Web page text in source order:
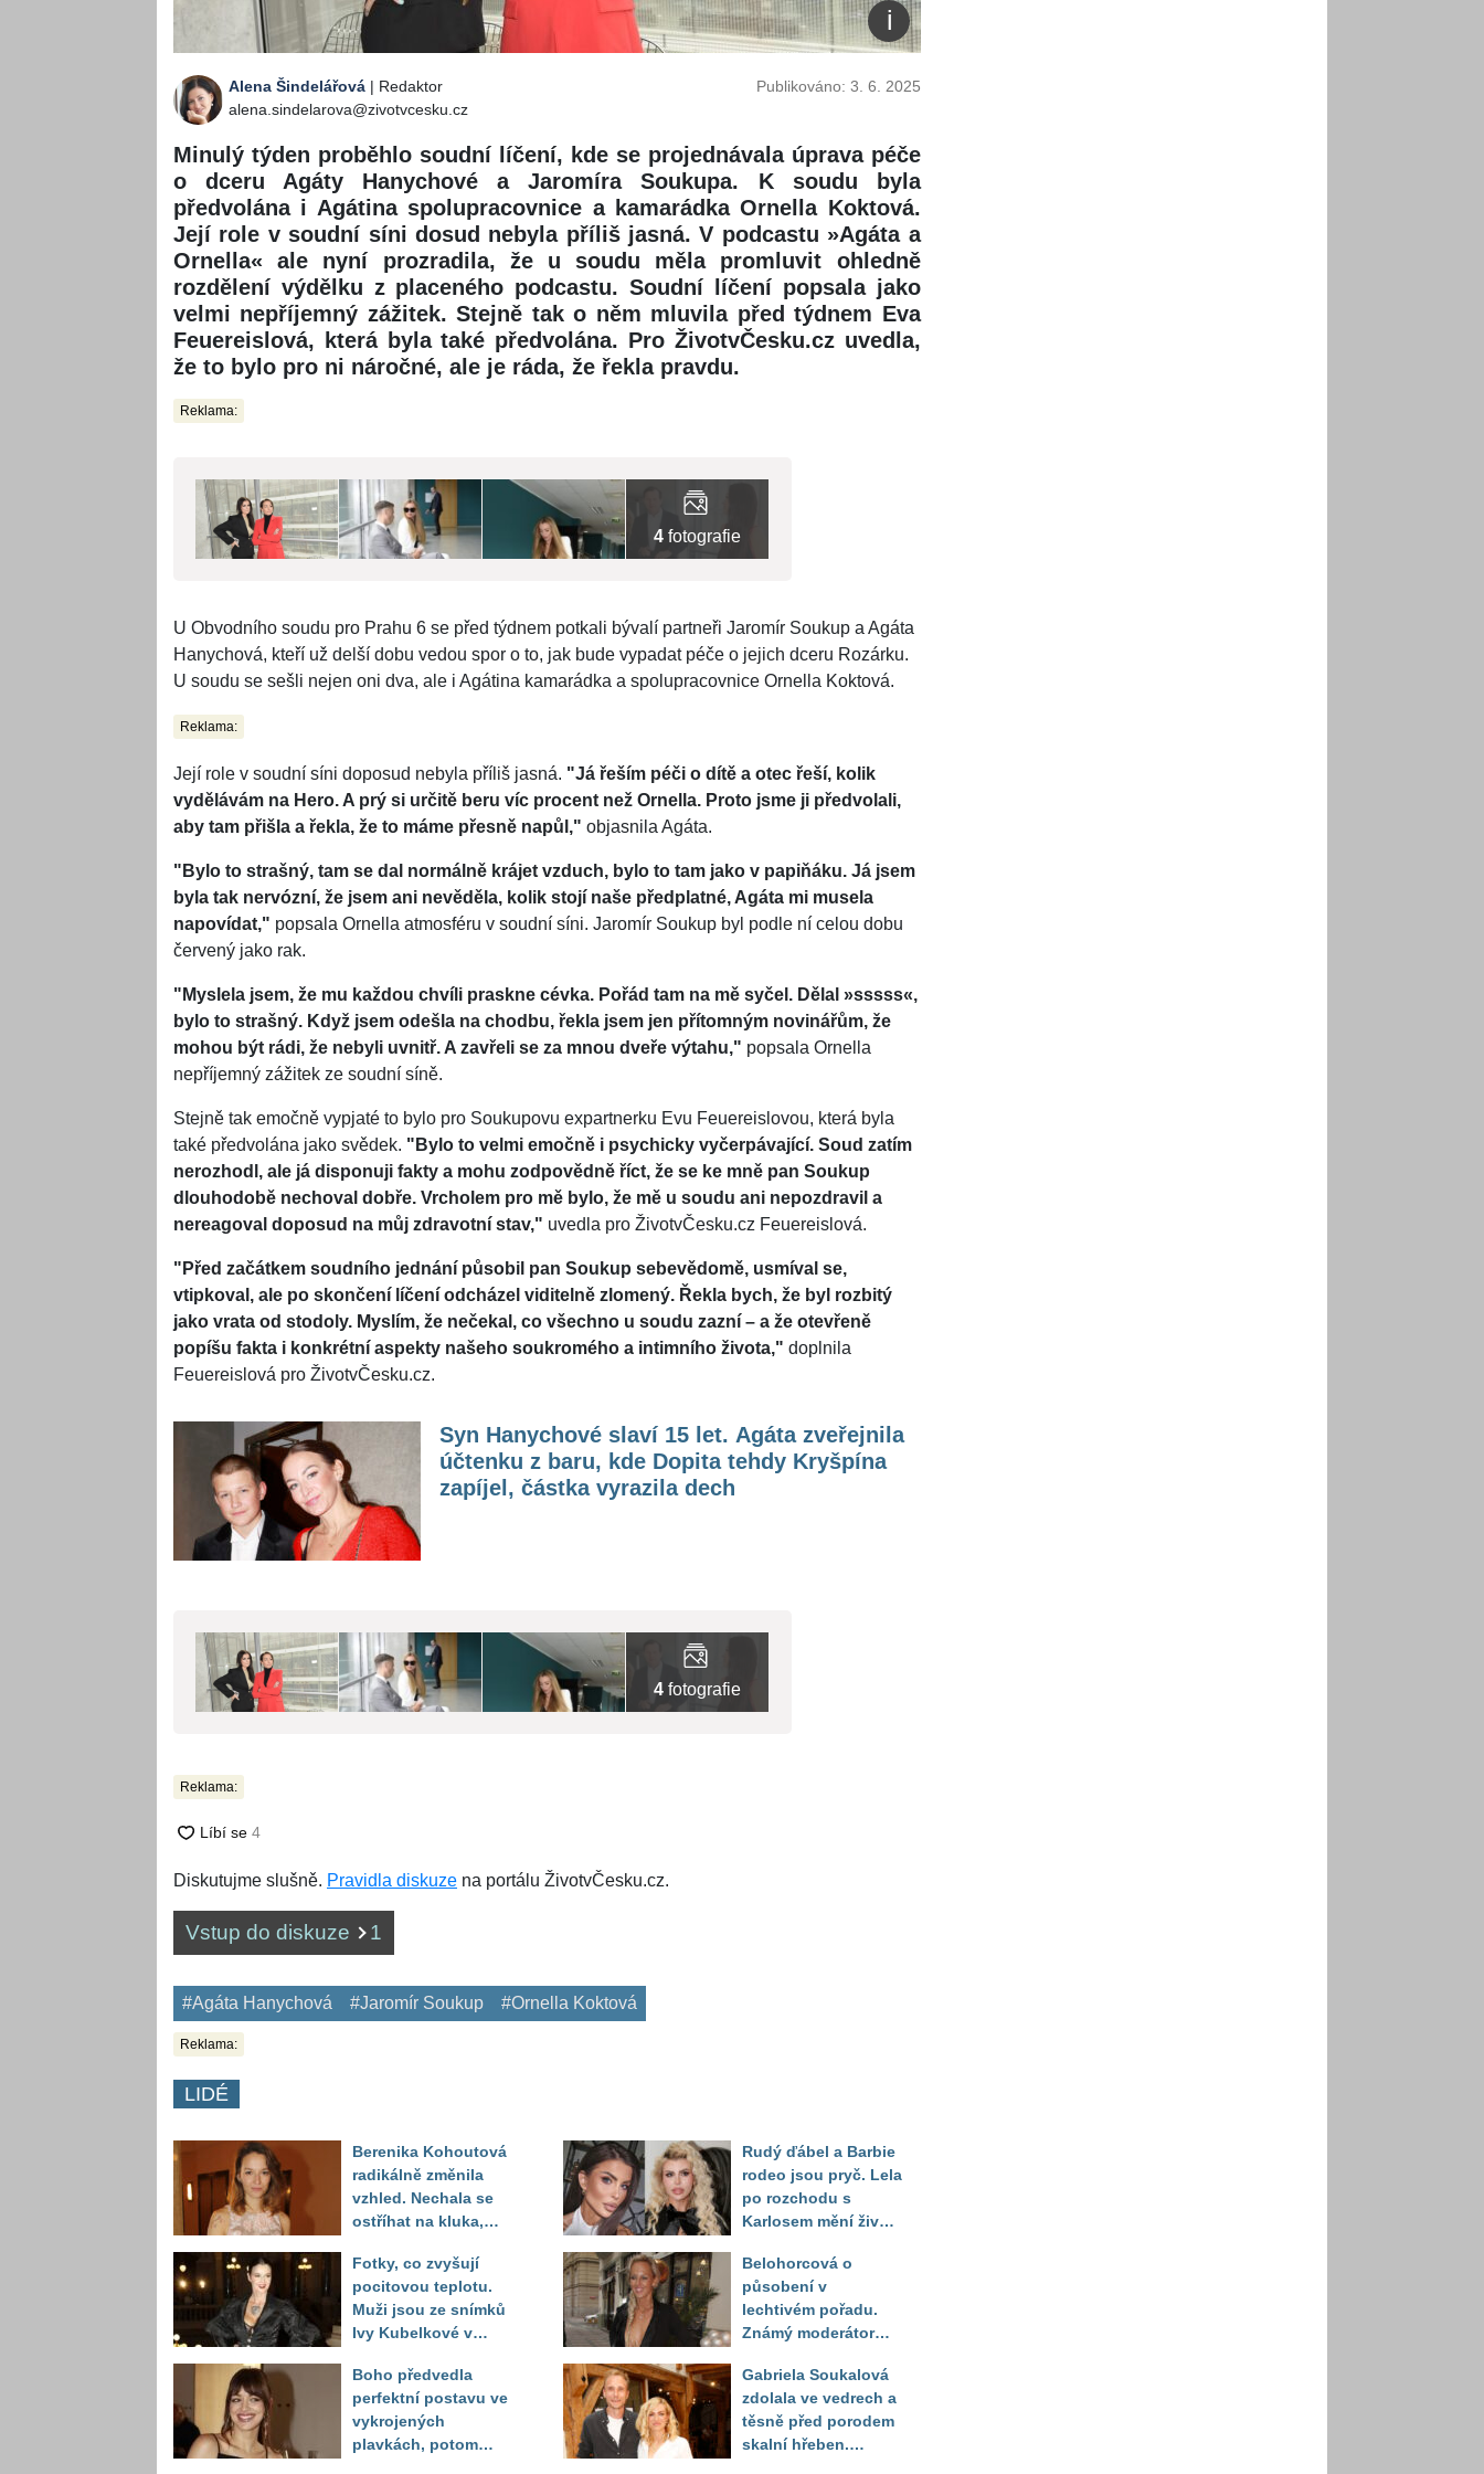
Alena Šindelářová | Redaktor
alena.sindelarova@zivotvcesku.cz
Publikováno: 3. 6. 2025
Minulý týden proběhlo soudní líčení, kde se projednávala úprava péče
o dceru Agáty Hanychové a Jaromíra Soukupa. K soudu byla
předvolána i Agátina spolupracovnice a kamarádka Ornella Koktová.
Její role v soudní síni dosud nebyla příliš jasná. V podcastu »Agáta a
Ornella« ale nyní prozradila, že u soudu měla promluvit ohledně
rozdělení výdělku z placeného podcastu. Soudní líčení popsala jako
velmi nepříjemný zážitek. Stejně tak o něm mluvila před týdnem Eva
Feuereislová, která byla také předvolána. Pro ŽivotvČesku.cz uvedla,
že to bylo pro ni náročné, ale je ráda, že řekla pravdu.
Reklama:
4 fotografie
U Obvodního soudu pro Prahu 6 se před týdnem potkali bývalí partneři Jaromír Soukup a Agáta
Hanychová, kteří už delší dobu vedou spor o to, jak bude vypadat péče o jejich dceru Rozárku.
U soudu se sešli nejen oni dva, ale i Agátina kamarádka a spolupracovnice Ornella Koktová.
Reklama:
Její role v soudní síni doposud nebyla příliš jasná. "Já řeším péči o dítě a otec řeší, kolik
vydělávám na Hero. A prý si určitě beru víc procent než Ornella. Proto jsme ji předvolali,
aby tam přišla a řekla, že to máme přesně napůl," objasnila Agáta.
"Bylo to strašný, tam se dal normálně krájet vzduch, bylo to tam jako v papiňáku. Já jsem
byla tak nervózní, že jsem ani nevěděla, kolik stojí naše předplatné, Agáta mi musela
napovídat," popsala Ornella atmosféru v soudní síni. Jaromír Soukup byl podle ní celou dobu
červený jako rak.
"Myslela jsem, že mu každou chvíli praskne cévka. Pořád tam na mě syčel. Dělal »sssss«,
bylo to strašný. Když jsem odešla na chodbu, řekla jsem jen přítomným novinářům, že
mohou být rádi, že nebyli uvnitř. A zavřeli se za mnou dveře výtahu," popsala Ornella
nepříjemný zážitek ze soudní síně.
Stejně tak emočně vypjaté to bylo pro Soukupovu expartnerku Evu Feuereislovou, která byla
také předvolána jako svědek. "Bylo to velmi emočně i psychicky vyčerpávající. Soud zatím
nerozhodl, ale já disponuji fakty a mohu zodpovědně říct, že se ke mně pan Soukup
dlouhodobě nechoval dobře. Vrcholem pro mě bylo, že mě u soudu ani nepozdravil a
nereagoval doposud na můj zdravotní stav," uvedla pro ŽivotvČesku.cz Feuereislová.
"Před začátkem soudního jednání působil pan Soukup sebevědomě, usmíval se,
vtipkoval, ale po skončení líčení odcházel viditelně zlomený. Řekla bych, že byl rozbitý
jako vrata od stodoly. Myslím, že nečekal, co všechno u soudu zazní – a že otevřeně
popíšu fakta i konkrétní aspekty našeho soukromého a intimního života," doplnila
Feuereislová pro ŽivotvČesku.cz.
Syn Hanychové slaví 15 let. Agáta zveřejnila
účtenku z baru, kde Dopita tehdy Kryšpína
zapíjel, částka vyrazila dech
4 fotografie
Reklama:
Diskutujme slušně. Pravidla diskuze na portálu ŽivotvČesku.cz.
Vstup do diskuze 1
#Agáta Hanychová #Jaromír Soukup #Ornella Koktová
Reklama:
LIDÉ
Berenika Kohoutová
radikálně změnila
vzhled. Nechala se
ostříhat na kluka,
překvapily
Fotky, co zvyšují
pocitovou teplotu.
Muži jsou ze snímků
Ivy Kubelkové v
Boho předvedla
perfektní postavu ve
vykrojených
plavkách, potom
Rudý ďábel a Barbie
rodeo jsou pryč. Lela
po rozchodu s
Karlosem mění život i
Sandeva
Belohorcová o
působení v
lechtivém pořadu.
Známý moderátor
sledoval pod dekou
Gabriela Soukalová
zdolala ve vedrech a
těsně před porodem
skalní hřeben.